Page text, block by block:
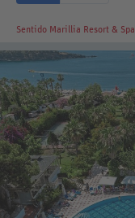
Sentido Marillia Resort & Spa